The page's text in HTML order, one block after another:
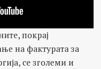
покрај
на фактурата за
се зголеми и